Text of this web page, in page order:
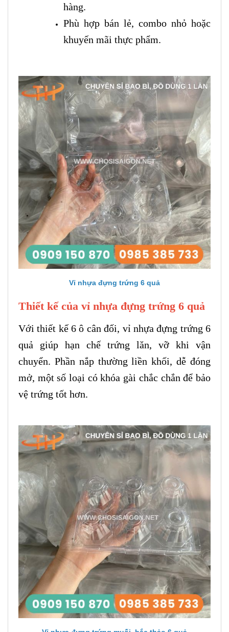
hàng.
Phù hợp bán lẻ, combo nhỏ hoặc
khuyến mãi thực phẩm.
Vỉ nhựa đựng trứng 6 quả
Thiết kế của vỉ nhựa đựng trứng 6 quả
Với thiết kế 6 ô cân đối, vỉ nhựa đựng trứng 6
quả giúp hạn chế trứng lăn, vỡ khi vận
chuyển. Phần nắp thường liền khối, dễ đóng
mở, một số loại có khóa gài chắc chắn để bảo
vệ trứng tốt hơn.